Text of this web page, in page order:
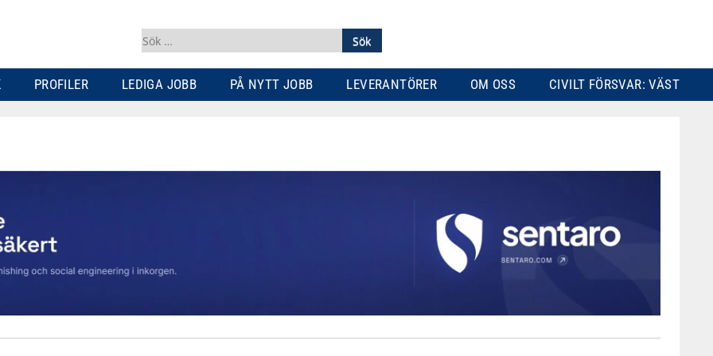
Sök
efter:
PROFILER LEDIGA JOBB PÅ NYTT JOBB LEVERANTÖRER OM OSS CIVILT FÖRSVAR: VÄST